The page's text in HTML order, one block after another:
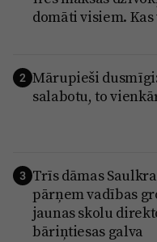
domāti visiem.
2 Mārupieši
salabotu, to
3 Trīs dāmas
pārņem vadības
jaunas skolu
bāriņtiesas galva